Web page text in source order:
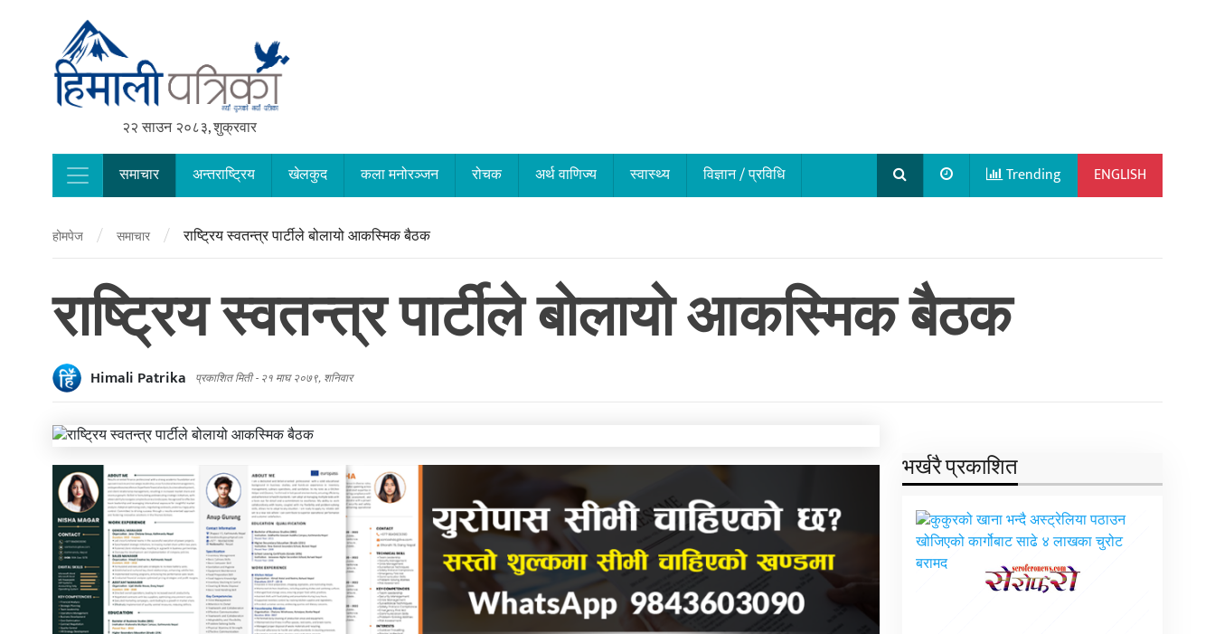
२२ साउन २०८३, शुक्रवार
Main Navigation
समाचार अन्तराष्ट्रिय खेलकुद कला मनोरञ्जन रोचक अर्थ वाणिज्य स्वास्थ्य विज्ञान / प्रविधि Trending ENGLISH
होमपेज / समाचार / राष्ट्रिय स्वतन्त्र पार्टीले बोलायो आकस्मिक बैठक
राष्ट्रिय स्वतन्त्र पार्टीले बोलायो आकस्मिक बैठक
Himali Patrika प्रकाशित मिती - २१ माघ २०७९, शनिवार
भर्खरै प्रकाशित